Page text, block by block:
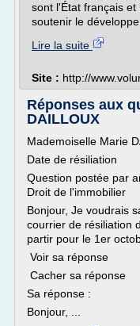
sont l'État français et
soutenir le
Lire la suite
Site : http://
Réponses aux
DAILLOUX
Mademoiselle Marie
Date de résiliation
Question postée par
Droit de l'immobilier
Bonjour, Je voudrais
courrier de résiliation
partir pour le 1er
Voir sa réponse
Cacher sa réponse
Sa réponse :
Bonjour, ...